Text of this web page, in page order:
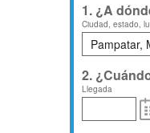
1. ¿A
Ciudad, estado,
2.
Llegada